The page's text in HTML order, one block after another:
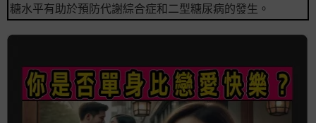
糖水平有助於預防代謝綜合症和二型糖尿病的發生。